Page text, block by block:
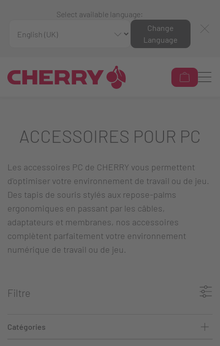
Select available language:
Change
Language
ACCESSOIRES POUR PC
Les accessoires PC de CHERRY vous permettent
d'optimiser votre environnement de travail ou de jeu.
Des tapis de souris stylés aux repose-palms
ergonomiques en passant par les câbles,
adaptateurs et membranes, nos accessoires
complètent parfaitement votre environnement
numérique de travail ou de jeu.
Filtre
Catégories